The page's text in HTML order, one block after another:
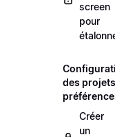
screen
pour
des
Créer
un